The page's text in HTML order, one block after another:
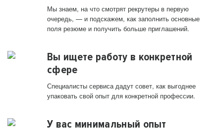
Мы знаем, на что смотрят рекрутеры в первую
очередь, — и подскажем, как заполнить основные
поля резюме и получить больше приглашений.
Вы ищете работу в конкретной
сфере
Специалисты сервиса дадут совет, как выгоднее
упаковать свой опыт для конкретной профессии.
У вас минимальный опыт